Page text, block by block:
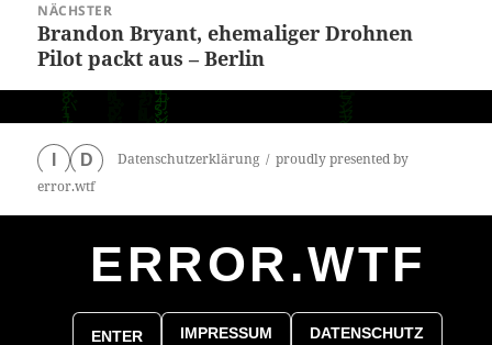
NÄCHSTER
Nächster
Beitrag:
Brandon Bryant, ehemaliger Drohnen
Pilot packt aus – Berlin
D Datenschutzerklärung
proudly presented by
error.wtf
ERROR.WTF
ENTER IMPRESSUM DATENSCHUTZ